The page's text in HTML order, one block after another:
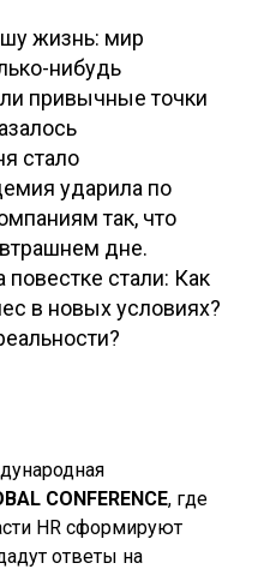
жизнь: мир
нибудь
привычные точки
стало
ударила по
так, что
дне.
стали: Как
в новых условиях?
CONFERENCE, где
HR сформируют
ответы на